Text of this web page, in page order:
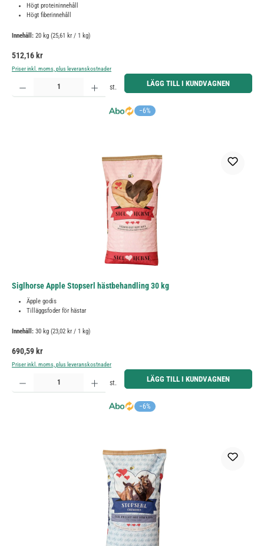
Högt proteininnehåll
Högt fiberinnehåll
Innehåll: 20 kg (25,61 kr / 1 kg)
Ordinarie pris:
512,16 kr
Priser inkl. moms, plus leveranskostnader
−6%
Produktkvantitet: Ange önskat belopp eller använd knapparna för att öka eller minska kvantiteten.
st. LÄGG TILL I KUNDVAGNEN
Siglhorse Apple Stopserl hästbehandling 30 kg
Äpple godis
Tilläggsfoder för hästar
Innehåll: 30 kg (23,02 kr / 1 kg)
Ordinarie pris:
690,59 kr
Priser inkl. moms, plus leveranskostnader
−6%
Produktkvantitet: Ange önskat belopp eller använd knapparna för att öka eller minska kvantiteten.
st. LÄGG TILL I KUNDVAGNEN